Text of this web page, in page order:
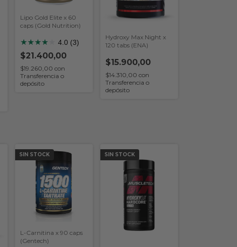
Lipo Gold Elite x 60
caps (Gold Nutrition)
★★★★ 4.0 (3)
$21.400,00
$19.260,00 con
Transferencia o
depósito
Hydroxy Max Night x
120 tabs (ENA)
$15.900,00
$14.310,00 con
Transferencia o
depósito
SIN STOCK
L-Carnitina x 90 caps
(Gentech)
SIN STOCK